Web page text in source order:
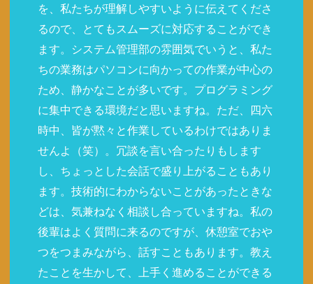
を、私たちが理解しやすいように伝えてくださ
るので、とてもスムーズに対応することができ
ます。システム管理部の雰囲気でいうと、私た
ちの業務はパソコンに向かっての作業が中心の
ため、静かなことが多いです。プログラミング
に集中できる環境だと思いますね。ただ、四六
時中、皆が黙々と作業しているわけではありま
せんよ（笑）。冗談を言い合ったりもします
し、ちょっとした会話で盛り上がることもあり
ます。技術的にわからないことがあったときな
どは、気兼ねなく相談し合っていますね。私の
後輩はよく質問に来るのですが、休憩室でおや
つをつまみながら、話すこともあります。教え
たことを生かして、上手く進めることができる